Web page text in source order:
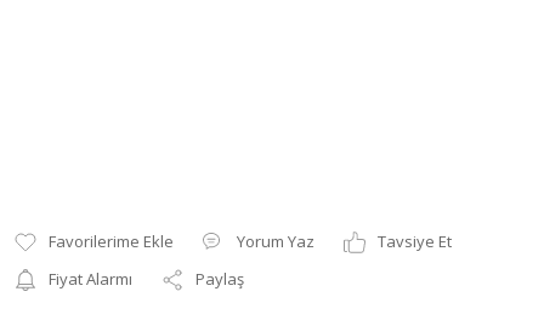
Yorum Yaz
Tavsiye Et
Fiyat Alarmı
Paylaş